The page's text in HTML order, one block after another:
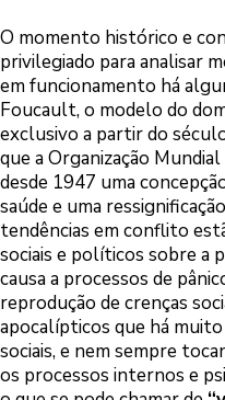
O momento histórico e
privilegiado para analisar
em funcionamento há
Foucault, o modelo do
exclusivo a partir do
que a Organização
desde 1947 uma
saúde e uma
tendências em conflito
sociais e políticos sobre a
causa a processos de
reprodução de crenças
apocalípticos que há
sociais, e nem sempre
os processos internos e